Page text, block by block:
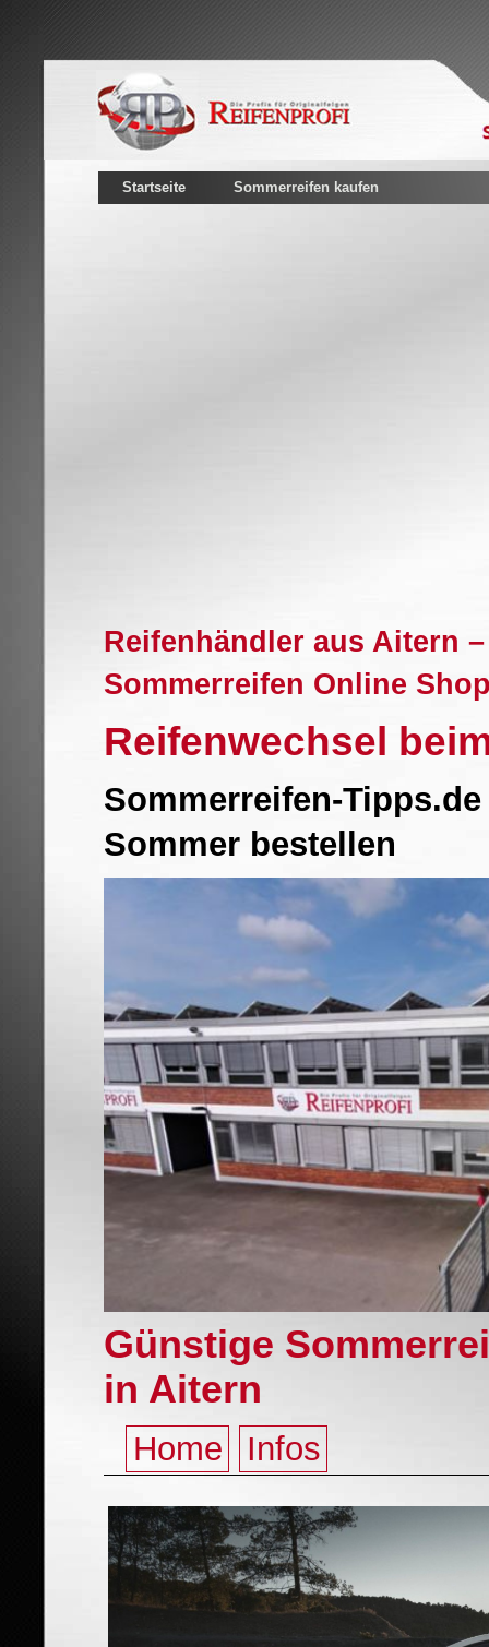
Startseite Sommerreifen kaufen
Reifenhändler aus Aitern
Sommerreifen Online
Reifenwechsel
Sommerreifen-
Sommer bestellen
Günstige
in Aitern
Home Infos